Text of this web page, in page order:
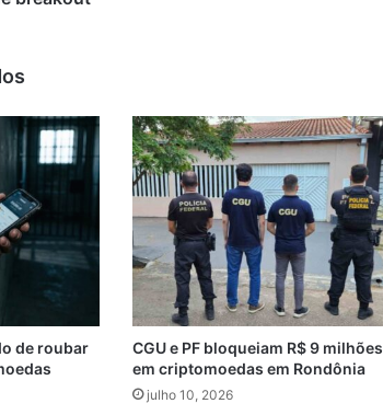
de roubar
CGU e PF bloqueiam R$ 9 milhões
em criptomoedas em Rondônia
julho 10, 2026